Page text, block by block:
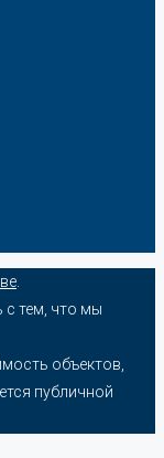
с тем, что мы
объектов,
публичной